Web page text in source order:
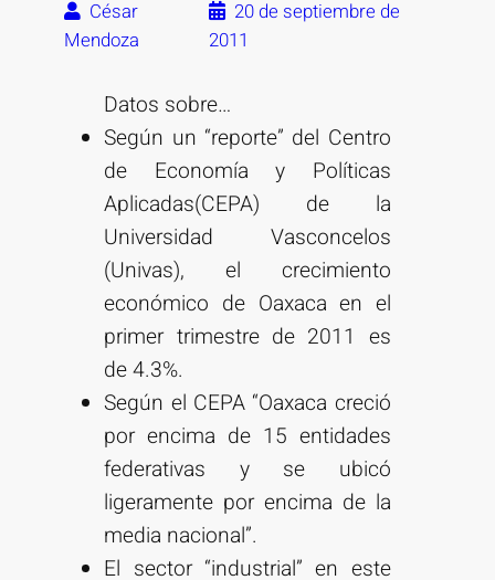
César
Mendoza
20 de septiembre de
2011
Datos sobre…
Según un “reporte” del Centro
de Economía y Políticas
Aplicadas(CEPA) de la
Universidad Vasconcelos
(Univas), el crecimiento
económico de Oaxaca en el
primer trimestre de 2011 es
de 4.3%.
Según el CEPA “Oaxaca creció
por encima de 15 entidades
federativas y se ubicó
ligeramente por encima de la
media nacional”.
El sector “industrial” en este